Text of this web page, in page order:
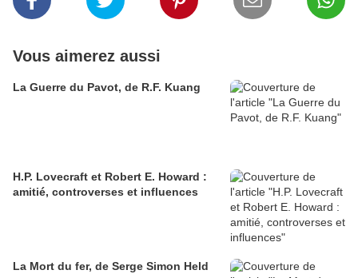
Vous aimerez aussi
La Guerre du Pavot, de R.F. Kuang
H.P. Lovecraft et Robert E. Howard :
amitié, controverses et influences
La Mort du fer, de Serge Simon Held